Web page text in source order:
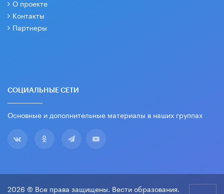
О проекте
Контакты
Партнеры
СОЦИАЛЬНЫЕ СЕТИ
Основные и дополнительные материалы в наших группах
2026 © Все права защищены. Вести образования.